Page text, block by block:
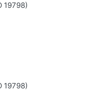
19798)
19798)